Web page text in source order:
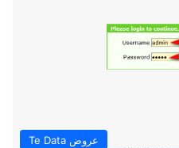
عروض Te Data